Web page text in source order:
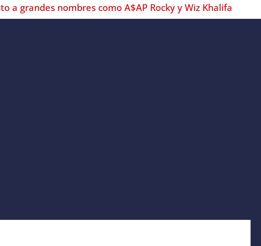
a grandes nombres como A$AP Rocky y Wiz Khalifa